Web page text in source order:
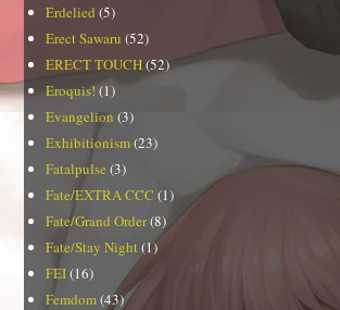
Erdelied (5)
Erect Sawaru (52)
ERECT TOUCH(52)
Eroquis! (1)
Evangelion (3)
Exhibitionism (23)
Fatalpulse (3)
Fate/EXTRA CCC (1)
Fate/Grand Order(8)
Fate/Stay Night (1)
FEI(16)
Femdom (43)